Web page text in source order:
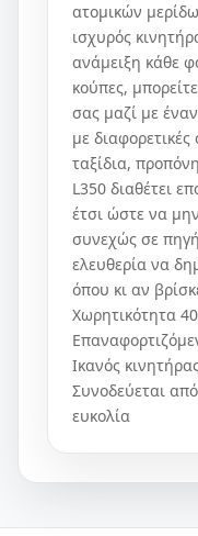
ατομικών
ισχυρός
ανάμειξη κάθε
κούπες,
σας μαζί με
με διαφορετικές
ταξίδια,
L350 διαθέτει
έτσι ώστε να
συνεχώς σε
ελευθερία να
όπου κι αν
Χωρητικότητα
Ικανός
Συνοδεύεται
ευκολία